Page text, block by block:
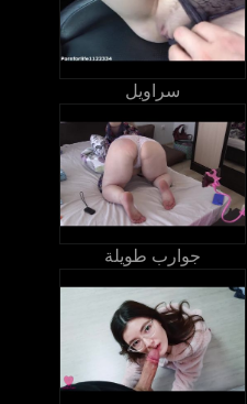
سراويل
جوارب طويلة